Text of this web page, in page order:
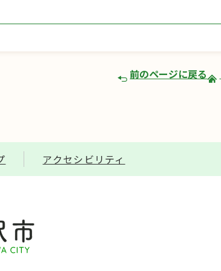
前のページに戻る
アクセシビリティ